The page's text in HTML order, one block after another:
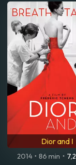
Dior and I
2014 • 86 min • 7,2